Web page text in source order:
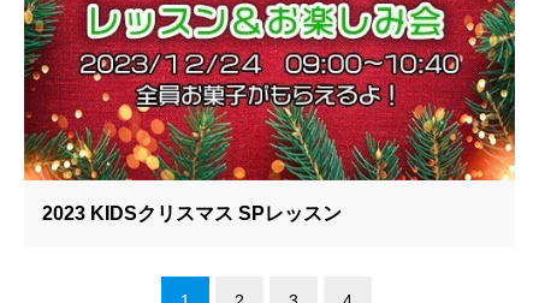
2023 KIDSクリスマス SPレッスン